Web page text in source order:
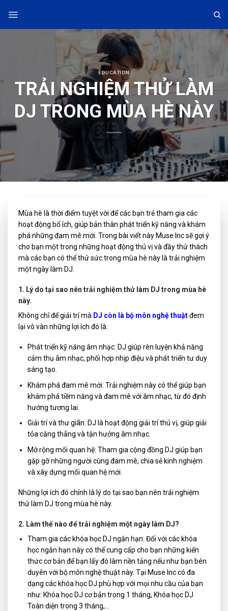
content
EDUCATION
TRẢI NGHIỆM THỬ LÀM
DJ TRONG MÙA HÈ NÀY
Mùa hè là thời điểm tuyệt vời để các bạn trẻ tham gia các
hoạt động bổ ích, giúp bản thân phát triển kỹ năng và khám
phá những đam mê mới. Trong bài viết này Muse Inc sẽ gợi ý
cho bạn một trong những hoạt động thú vị và đầy thử thách
mà các bạn có thể thử sức trong mùa hè này là trải nghiệm
một ngày làm DJ.
1. Lý do tại sao nên trải nghiệm thử làm DJ trong mùa hè
này.
Không chỉ để giải trí mà DJ còn là bộ môn nghệ thuậtđem
lại vô vàn những lợi ích đó là:
Phát triển kỹ năng âm nhạc: DJ giúp rèn luyện khả năng
cảm thụ âm nhạc, phối hợp nhịp điệu và phát triển tư duy
sáng tạo.
Khám phá đam mê mới: Trải nghiệm này có thể giúp bạn
khám phá tiềm năng và đam mê với âm nhạc, từ đó định
hướng tương lai.
Giải trí và thư giãn: DJ là hoạt động giải trí thú vị, giúp giải
tỏa căng thẳng và tận hưởng âm nhạc.
Mở rộng mối quan hệ: Tham gia cộng đồng DJ giúp bạn
gặp gỡ những người cùng đam mê, chia sẻ kinh nghiệm
và xây dựng mối quan hệ mới.
Những lợi ích đó chính là lý do tại sao bạn nên trải nghiệm
thử làm DJ trong mùa hè này.
2. Làm thế nào để trải nghiệm một ngày làm DJ?
Tham gia các khóa học DJ ngắn hạn: Đối với các khóa
học ngắn hạn này có thể cung cấp cho bạn những kiến
thức cơ bản để bạn lấy đó làm nền tảng nếu như bạn bén
duyên với bộ môn nghệ thuật này. Tại Muse Inc có đa
dạng các khóa học DJ phù hợp với mọi nhu cầu của bạn
như: Khóa học DJ cơ bản trong 1 tháng, Khóa học DJ
Toàn diện trong 3 tháng,…